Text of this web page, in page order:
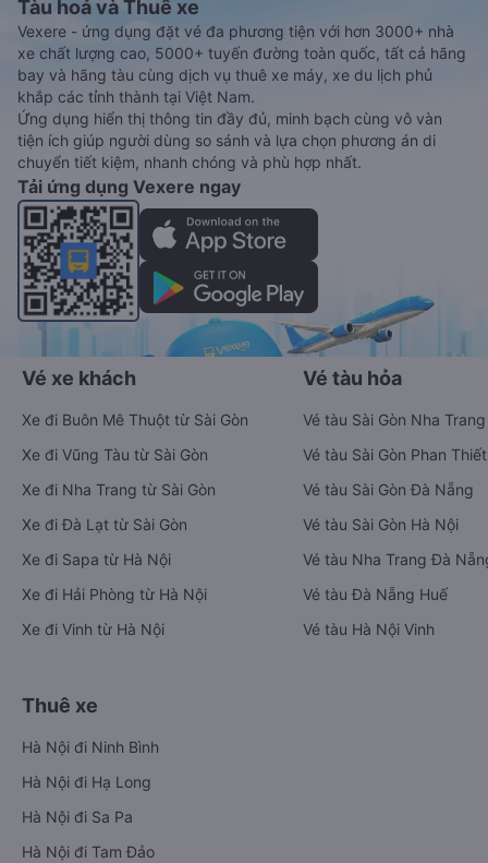
Tàu hoả và Thuê xe
Vexere - ứng dụng đặt vé đa phương tiện với hơn 3000+ nhà
xe chất lượng cao, 5000+ tuyến đường toàn quốc, tất cả hãng
bay và hãng tàu cùng dịch vụ thuê xe máy, xe du lịch phủ
khắp các tỉnh thành tại Việt Nam.
Ứng dụng hiển thị thông tin đầy đủ, minh bạch cùng vô vàn
tiện ích giúp người dùng so sánh và lựa chọn phương án di
chuyển tiết kiệm, nhanh chóng và phù hợp nhất.
Tải ứng dụng Vexere ngay
Vé xe khách
Xe đi Buôn Mê Thuột từ Sài Gòn
Xe đi Vũng Tàu từ Sài Gòn
Xe đi Nha Trang từ Sài Gòn
Xe đi Đà Lạt từ Sài Gòn
Xe đi Sapa từ Hà Nội
Xe đi Hải Phòng từ Hà Nội
Xe đi Vinh từ Hà Nội
Vé tàu hỏa
Vé tàu Sài Gòn Nha Trang
Vé tàu Sài Gòn Phan Thiết
Vé tàu Sài Gòn Đà Nẵng
Vé tàu Sài Gòn Hà Nội
Vé tàu Nha Trang Đà
Vé tàu Đà Nẵng Huế
Vé tàu Hà Nội Vinh
Thuê xe
Hà Nội đi Ninh Bình
Hà Nội đi Hạ Long
Hà Nội đi Sa Pa
Hà Nội đi Tam Đảo